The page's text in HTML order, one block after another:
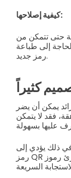
كيفية إصلاحها:
حتى تتمكن من
إلى طباعة
رمز جديد.
كثيراً
يمكن أن يضر
فقد لا يتمكن
ذلك يؤدي إلى
رمز QR غير صالح، لا يمكن اكتشافه بواسطة قارئ رموز